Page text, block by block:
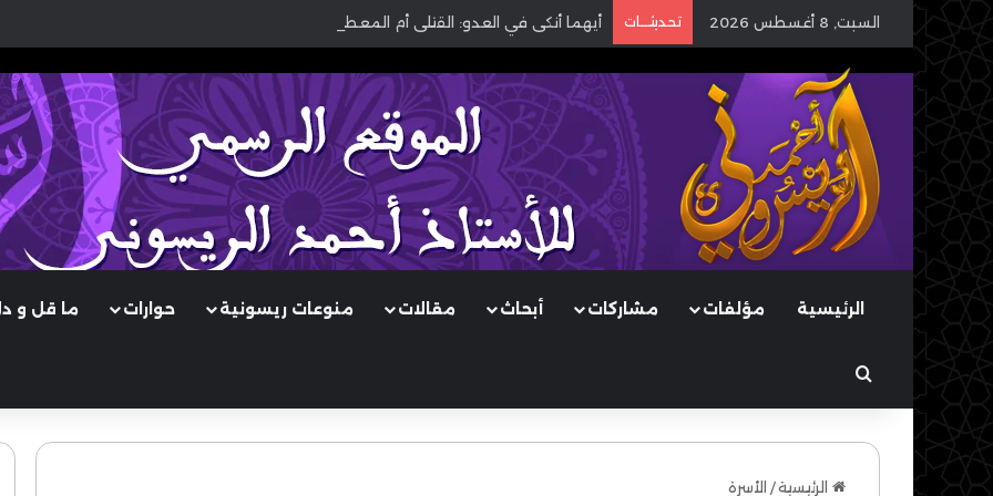
السبت, 8 أغسطس 2026 تحديثـــات أيهما أنكى في العدو: القتلى أم المعطوبون؟
الرئيسية مؤلفات مشاركات أبحاث مقالات منوعات ريسونية حوارات ما قل و
بحث عن
الرئيسية/ الأسرة